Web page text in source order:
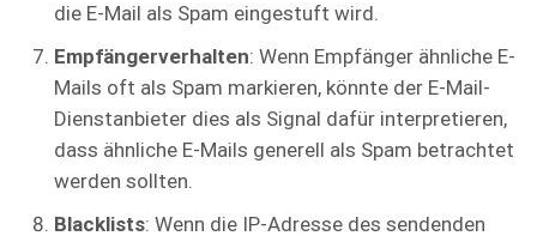
die E-Mail als Spam eingestuft wird.
Empfängerverhalten: Wenn Empfänger ähnliche E-
Mails oft als Spam markieren, könnte der E-Mail-
Dienstanbieter dies als Signal dafür interpretieren,
dass ähnliche E-Mails generell als Spam betrachtet
werden sollten.
Blacklists: Wenn die IP-Adresse des sendenden